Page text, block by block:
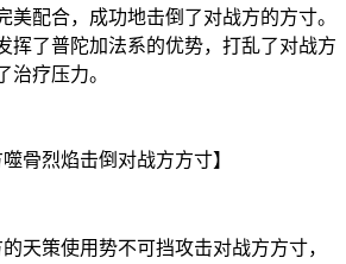
美配合，成功地击倒了对战方的方寸。
挥了普陀加法系的优势，打乱了对战方
治疗压力。
噬骨烈焰击倒对战方方寸】
天策使用势不可挡攻击对战方方寸，